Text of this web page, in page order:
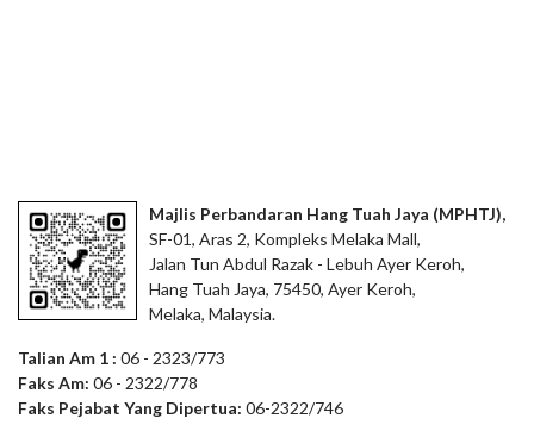
Majlis Perbandaran Hang Tuah Jaya (MPHTJ),
SF-01, Aras 2, Kompleks Melaka Mall,
Jalan Tun Abdul Razak - Lebuh Ayer Keroh,
Hang Tuah Jaya, 75450, Ayer Keroh,
Melaka, Malaysia.
Talian Am 1 : 06 - 2323/773
Faks Am: 06 - 2322/778
Faks Pejabat Yang Dipertua: 06-2322/746